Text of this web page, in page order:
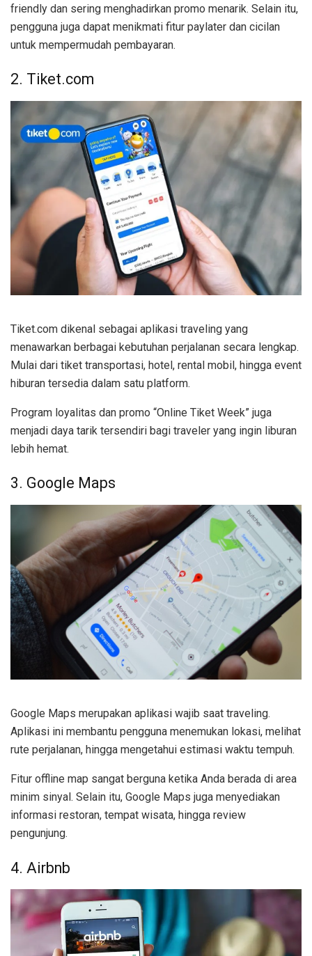
friendly dan sering menghadirkan promo menarik. Selain itu,
pengguna juga dapat menikmati fitur paylater dan cicilan
untuk mempermudah pembayaran.
2. Tiket.com
Tiket.com dikenal sebagai aplikasi traveling yang
menawarkan berbagai kebutuhan perjalanan secara lengkap.
Mulai dari tiket transportasi, hotel, rental mobil, hingga event
hiburan tersedia dalam satu platform.
Program loyalitas dan promo “Online Tiket Week” juga
menjadi daya tarik tersendiri bagi traveler yang ingin liburan
lebih hemat.
3. Google Maps
Google Maps merupakan aplikasi wajib saat traveling.
Aplikasi ini membantu pengguna menemukan lokasi, melihat
rute perjalanan, hingga mengetahui estimasi waktu tempuh.
Fitur offline map sangat berguna ketika Anda berada di area
minim sinyal. Selain itu, Google Maps juga menyediakan
informasi restoran, tempat wisata, hingga review
pengunjung.
4. Airbnb